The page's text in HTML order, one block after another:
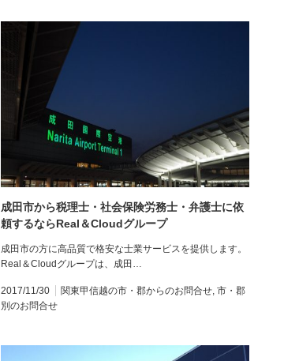
成田市から税理士・社会保険労務士・弁護士に依
頼するならReal＆Cloudグループ
成田市の方に高品質で格安な士業サービスを提供します。
Real＆Cloudグループは、成田…
2017/11/30 関東甲信越の市・郡からのお問合せ, 市・郡
別のお問合せ